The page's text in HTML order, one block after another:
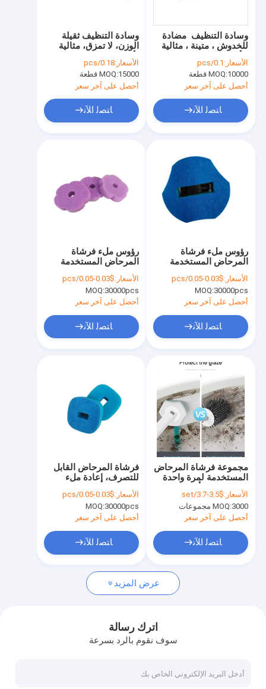
منتجات
معلومات عنا
جولة في المصنع
ضبط الجودة
القضايا
مدونة
عبوات إعادة تعبئة عصا المرحاض
اسفنجة ذات نسيج مرن
غطاء التنظيف
وسادة التنظيف ثقيلة
الوزن، لا تمزق، مثالية
لأعمال المطبخ اليومية
الأسعار:0.18/pcs
MOQ:15000 قطعة
أحصل على آخر سعر
ﺎﺘﺼﻟ ﺍﻶﻧ
وسادة التنظيف ️ مضادة
للخدوش ، متينة ، مثالية
للأطباق والمقالي
والمقاعد
الأسعار: 0.1/pcs
MOQ:10000 قطعة
أحصل على آخر سعر
ﺎﺘﺼﻟ ﺍﻶﻧ
رؤوس ملء فرشاة
المرحاض المستخدمة
لمرة واحدة
الأسعار:$0.03-0.05/pcs
MOQ:30000pcs
أحصل على آخر سعر
ﺎﺘﺼﻟ ﺍﻶﻧ
رؤوس ملء فرشاة
المرحاض المستخدمة
لمرة واحدة
الأسعار:$0.03-0.05/pcs
MOQ:30000pcs
أحصل على آخر سعر
ﺎﺘﺼﻟ ﺍﻶﻧ
فرشاة المرحاض القابل
للتصرف، إعادة ملء
رؤوس الإسفنج، طقم
منظف بديل OEM
الأسعار:$0.03-0.05/pcs
MOQ:30000pcs
أحصل على آخر سعر
ﺎﺘﺼﻟ ﺍﻶﻧ
مجموعة فرشاة المرحاض
المستخدمة لمرة واحدة
ملء مجموعة تنظيف
الحمام غير المقشرة
الأسعار:$3.5-3.7/set
MOQ:3000 مجموعات
أحصل على آخر سعر
ﺎﺘﺼﻟ ﺍﻶﻧ
عرض المزيد
اترك رسالة
سوف نقوم بالرد بسرعة